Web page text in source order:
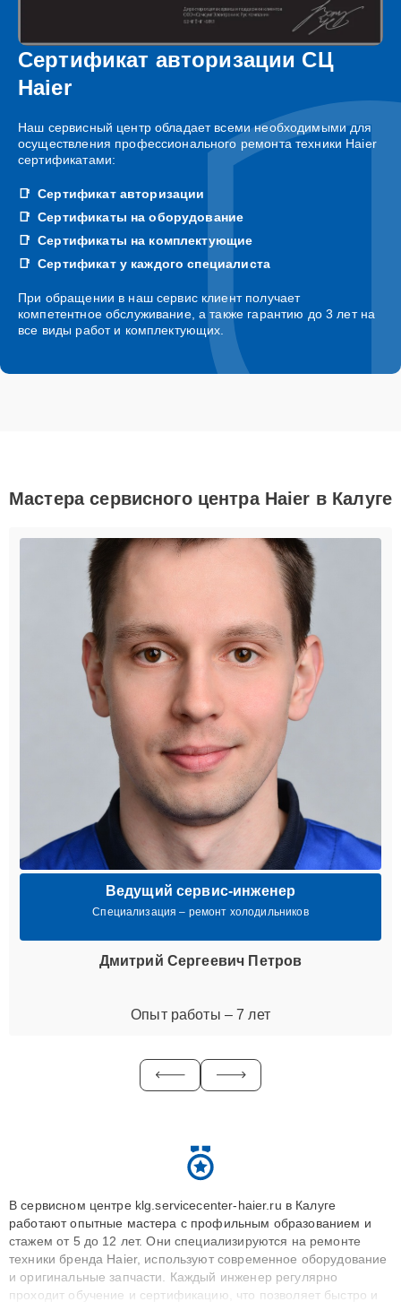
Сертификат авторизации СЦ
Haier
Наш сервисный центр обладает всеми необходимыми для
осуществления профессионального ремонта техники Haier
сертификатами:
Сертификат авторизации
Сертификаты на оборудование
Сертификаты на комплектующие
Сертификат у каждого специалиста
При обращении в наш сервис клиент получает
компетентное обслуживание, а также гарантию до 3 лет на
все виды работ и комплектующих.
Мастера сервисного центра Haier в Калуге
Ведущий сервис-инженер
Специализация – ремонт холодильников
Дмитрий Сергеевич Петров
Опыт работы – 7 лет
В сервисном центре klg.servicecenter-haier.ru в Калуге
работают опытные мастера с профильным образованием и
стажем от 5 до 12 лет. Они специализируются на ремонте
техники бренда Haier, используют современное оборудование
и оригинальные запчасти. Каждый инженер регулярно
проходит обучение и сертификацию, что позволяет быстро и